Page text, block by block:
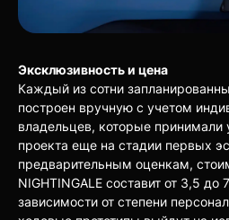
Эксклюзивность и цена
Каждый из сотни
построен вручную с учетом
владельцев, которые принимали
проекта еще на стадии первых
предварительным оценкам,
NIGHTINGALE составит от 3,5
зависимости от степени